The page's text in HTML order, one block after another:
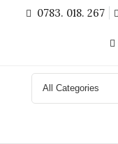
0783. 018. 267
Search
for